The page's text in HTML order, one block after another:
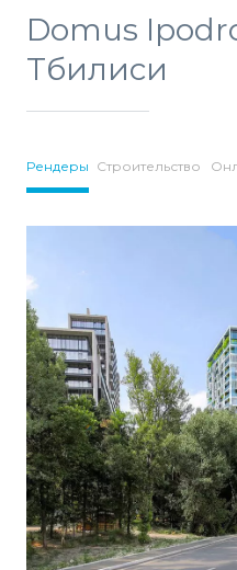
Domus
Тбилиси
Рендеры Строительство